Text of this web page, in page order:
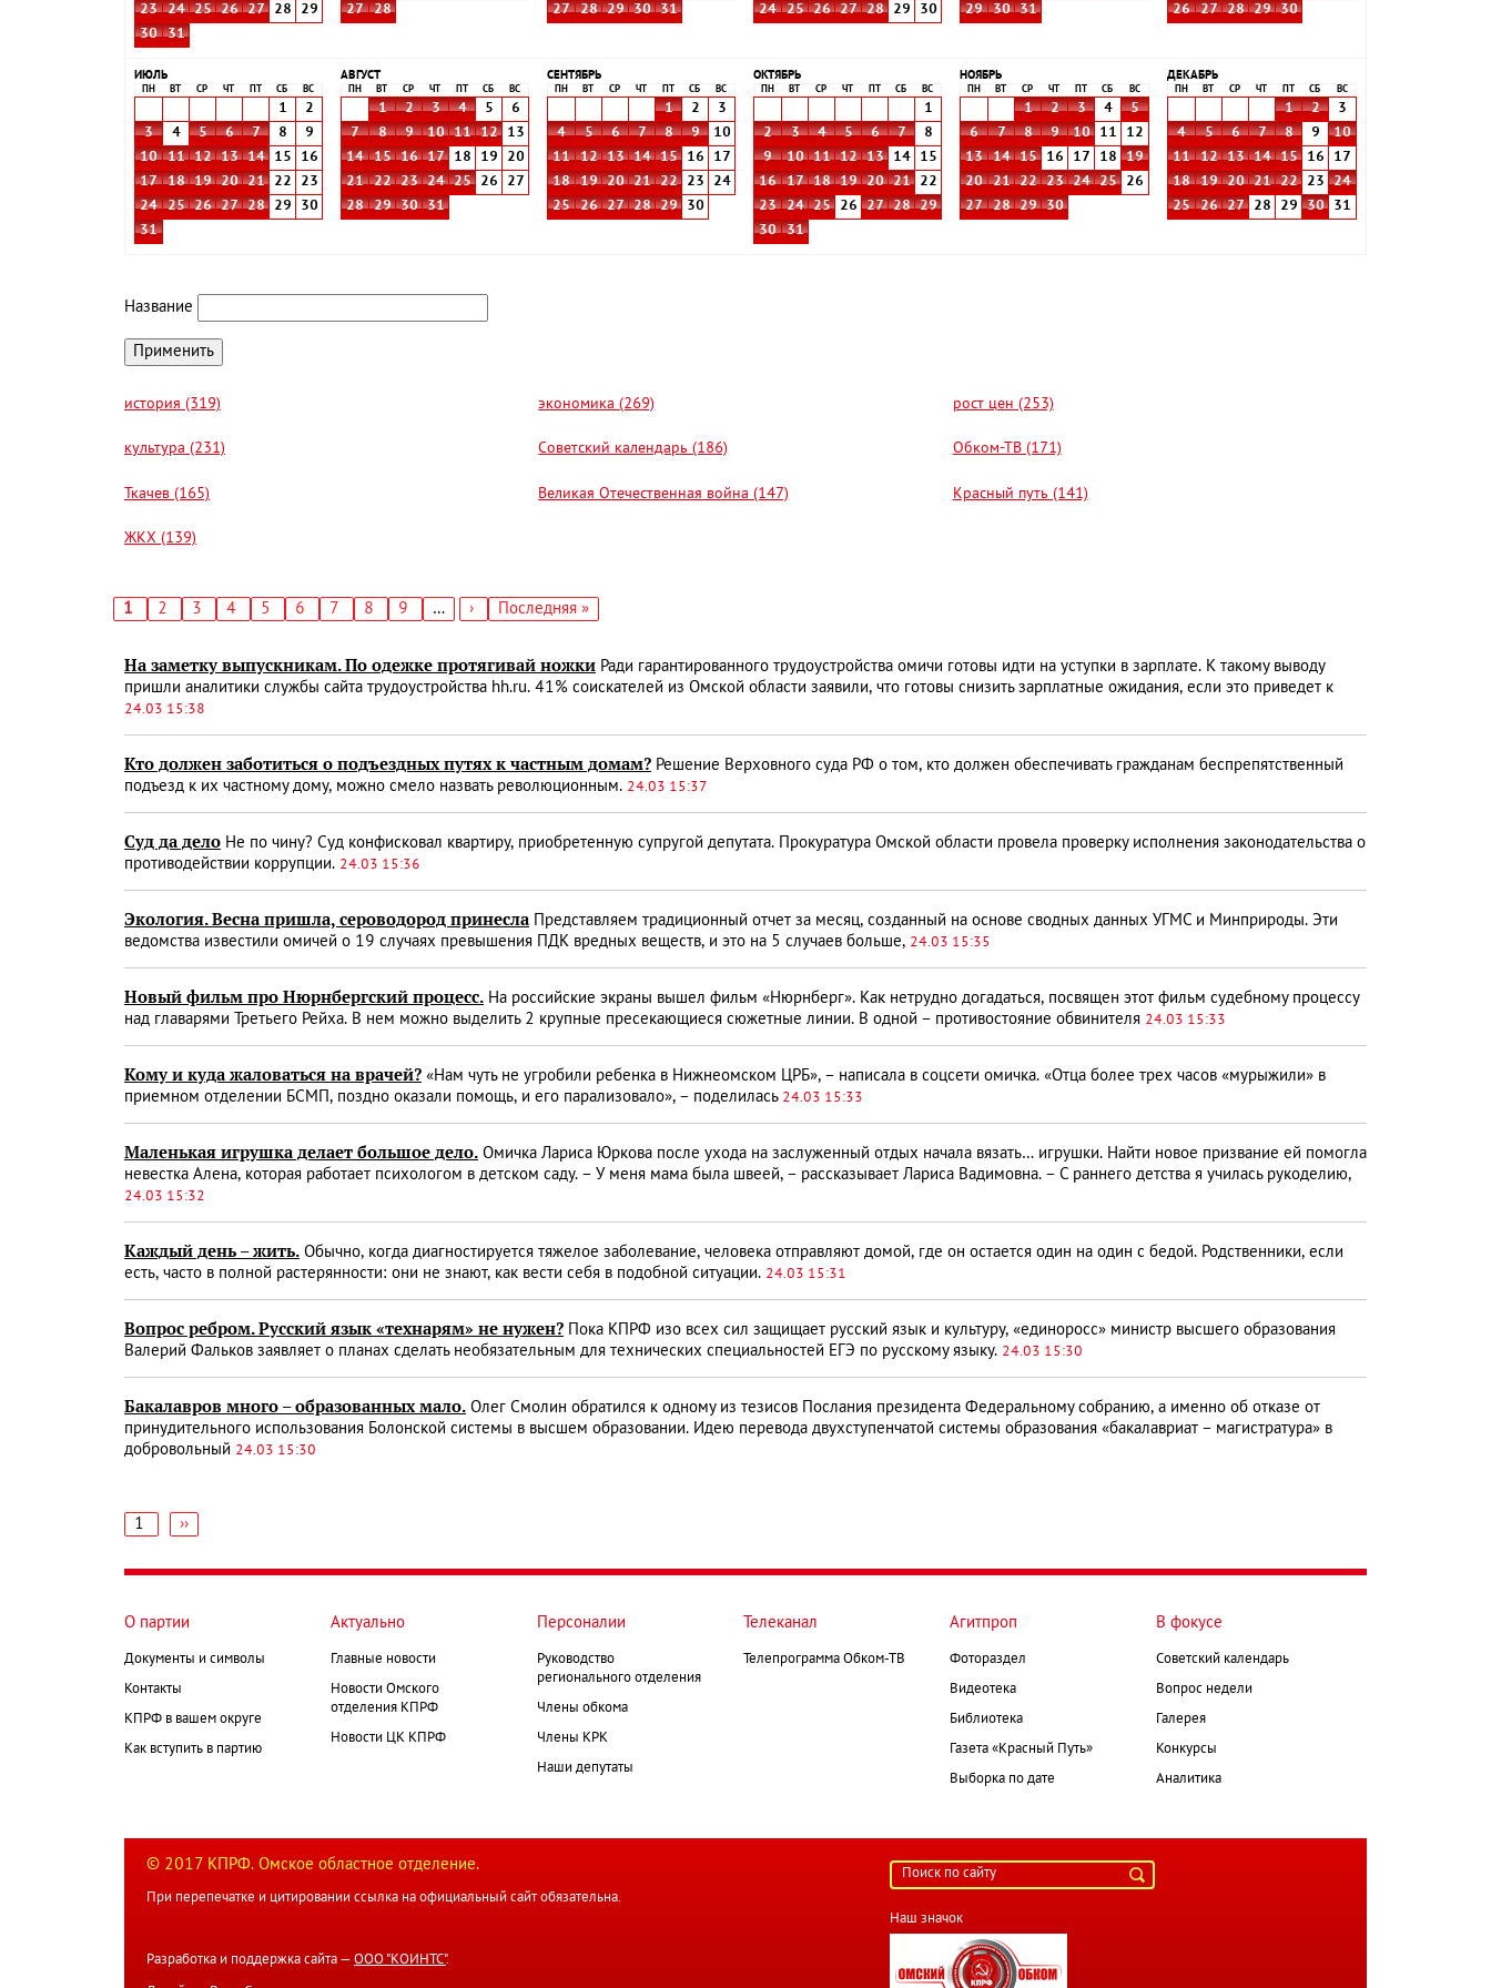
23
24 25 26 27 28
29
30
31
27
28
27
28 29 30 31
24
25 26 27 28 29 30
29
30 31
26
27 28 29 30
ИЮЛЬ
ПН ВТ СР ЧТ СБ ВС
1
2
3
4 5 6 7 8
9
10
11 12 13 14 15
16
17
18 19 20 21 22
23
24
25 26 27 28 29
30
31
АВГУСТ
ПН ВТ СР ЧТ СБ ВС
1 2 3 4 5
6
7
8 9 10 11 12
13
14
15 16 17 18 19
20
21
22 23 24 25 26
27
28
29 30 31
СЕНТЯБРЬ
ПН ВТ СР ЧТ СБ ВС
1 2
3
4
5 6 7 8 9
10
11
12 13 14 15 16
17
18
19 20 21 22 23
24
25
26 27 28 29 30
ОКТЯБРЬ
ПН ВТ СР ЧТ СБ ВС
1
2
3 4 5 6 7
8
9
10 11 12 13 14
15
16
17 18 19 20 21
22
23
24 25 26 27 28
29
30
31
НОЯБРЬ
ПН ВТ СР ЧТ СБ ВС
1 2 3 4
5
6
7 8 9 10 11
12
13
14 15 16 17 18
19
20
21 22 23 24 25
26
27
28 29 30
ДЕКАБРЬ
ПН ВТ СР ЧТ СБ ВС
1 2
3
4
5 6 7 8 9
10
11
12 13 14 15 16
17
18
19 20 21 22 23
24
25
26 27 28 29 30 31
Название
история (319) экономика (269) рост цен (253)
культура (231) Советский календарь (186) Обком-ТВ (171)
Ткачев (165) Великая Отечественная война (147) Красный путь (141)
ЖКХ (139)
Текущая
1 Страница
2 Страница
3 Страница
4 Страница
5 Страница
6 Страница
7 Страница
8 Страница
9 …
Следующая
›
Последняя
Последняя »
На заметку выпускникам. По одежке протягивай ножки Ради гарантированного трудоустройства омичи готовы идти на уступки в зарплате. К такому выводу
пришли аналитики службы сайта трудоустройства hh.ru. 41% соискателей из Омской области заявили, что готовы снизить зарплатные ожидания, если это приведет к
24.03 15:38
Кто должен заботиться о подъездных путях к частным домам? Решение Верховного суда РФ о том, кто должен обеспечивать гражданам беспрепятственный
подъезд к их частному дому, можно смело назвать революционным. 24.03 15:37
Суд да дело Не по чину? Суд конфисковал квартиру, приобретенную супругой депутата. Прокуратура Омской области провела проверку исполнения законодательства о
противодействии коррупции. 24.03 15:36
Экология. Весна пришла, сероводород принесла Представляем традиционный отчет за месяц, созданный на основе сводных данных УГМС и Минприроды. Эти
ведомства известили омичей о 19 случаях превышения ПДК вредных веществ, и это на 5 случаев больше, 24.03 15:35
Новый фильм про Нюрнбергский процесс. На российские экраны вышел фильм «Нюрнберг». Как нетрудно догадаться, посвящен этот фильм судебному процессу
над главарями Третьего Рейха. В нем можно выделить 2 крупные пресекающиеся сюжетные линии. В одной – противостояние обвинителя 24.03 15:33
Кому и куда жаловаться на врачей? «Нам чуть не угробили ребенка в Нижнеомском ЦРБ», – написала в соцсети омичка. «Отца более трех часов «мурыжили» в
приемном отделении БСМП, поздно оказали помощь, и его парализовало», – поделилась 24.03 15:33
Маленькая игрушка делает большое дело. Омичка Лариса Юркова после ухода на заслуженный отдых начала вязать… игрушки. Найти новое призвание ей помогла
невестка Алена, которая работает психологом в детском саду. – У меня мама была швеей, – рассказывает Лариса Вадимовна. – С раннего детства я училась рукоделию,
24.03 15:32
Каждый день – жить. Обычно, когда диагностируется тяжелое заболевание, человека отправляют домой, где он остается один на один с бедой. Родственники, если
есть, часто в полной растерянности: они не знают, как вести себя в подобной ситуации. 24.03 15:31
Вопрос ребром. Русский язык «технарям» не нужен? Пока КПРФ изо всех сил защищает русский язык и культуру, «единоросс» министр высшего образования
Валерий Фальков заявляет о планах сделать необязательным для технических специальностей ЕГЭ по русскому языку. 24.03 15:30
Бакалавров много – образованных мало. Олег Смолин обратился к одному из тезисов Послания президента Федеральному собранию, а именно об отказе от
принудительного использования Болонской системы в высшем образовании. Идею перевода двухступенчатой системы образования «бакалавриат – магистратура» в
добровольный 24.03 15:30
страниц
1
Следующая
››
О партии
Документы и символы
Контакты
КПРФ в вашем округе
Как вступить в партию
Актуально
Главные новости
Новости Омского
отделения КПРФ
Новости ЦК КПРФ
Персоналии
Руководство
регионального отделения
Члены обкома
Члены КРК
Наши депутаты
Телеканал
Телепрограмма Обком-ТВ
Агитпроп
Фотораздел
Видеотека
Библиотека
Газета «Красный Путь»
Выборка по дате
В фокусе
Советский календарь
Вопрос недели
Галерея
Конкурсы
Аналитика
© 2017 КПРФ. Омское областное отделение.
При перепечатке и цитировании ссылка на официальный сайт обязательна.
Разработка и поддержка сайта — ООО "КОИНТС".
Наш значок